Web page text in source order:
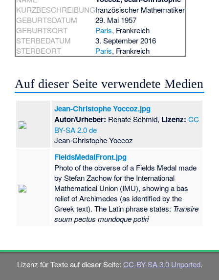
KURZBESCHREIBUNGfranzösischer Mathematiker
GEBURTSDATUM
29. Mai 1957
GEBURTSORT
Paris, Frankreich
STERBEDATUM
3. September 2016
STERBEORT
Paris, Frankreich
Auf dieser Seite verwendete Medien
Jean-Christophe Yoccoz.jpg
Autor/Urheber: Renate Schmid, Lizenz: CC
BY-SA 2.0 de
Jean-Christophe Yoccoz
FieldsMedalFront.jpg
Photo of the obverse of a Fields Medal made
by Stefan Zachow for the International
Mathematical Union (IMU), showing a bas
relief of Archimedes (as identified by the
Greek text). The Latin phrase states: Transire
suum pectus mundoque potiri
Lizenz für Texte auf dieser Seite: CC-BY-SA 3.0 Unported.